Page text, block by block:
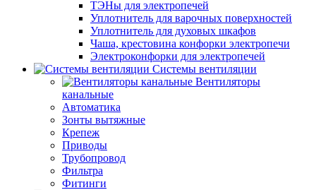
ТЭНы для электропечей
Уплотнитель для варочных поверхностей
Уплотнитель для духовых шкафов
Чаша, крестовина конфорки электропечи
Электроконфорки для электропечей
Системы вентиляции
Вентиляторы
канальные
Автоматика
Зонты вытяжные
Крепеж
Приводы
Трубопровод
Фильтра
Фитинги